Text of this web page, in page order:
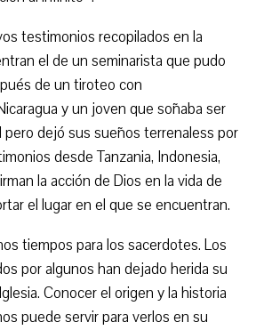
testimonios recopilados en la
el de un seminarista que pudo
de un tiroteo con
y un joven que soñaba ser
dejó sus sueños terrenaless por
desde Tanzania, Indonesia,
la acción de Dios en la vida de
el lugar en el que se encuentran.
tiempos para los sacerdotes. Los
por algunos han dejado herida su
Conocer el origen y la historia
puede servir para verlos en su